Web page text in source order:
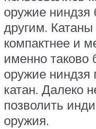
оружие ниндзя
другим.
компактнее и
именно таково
оружие ниндзя
катан. Далеко
позволить
оружия.